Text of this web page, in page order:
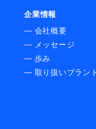
企業情報
― 会社概要
― メッセージ
― 歩み
― 取り扱いブラン